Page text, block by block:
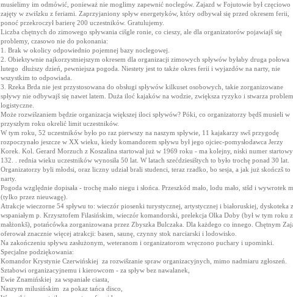
musielimy im odmówić, ponieważ nie moglimy zapewnić noclegów. Zajazd w Fojutowie był częciowo
zajęty w zwišzku z feriami. Zaprzyjaniony spływ energetyków, który odbywał się przed okresem ferii,
ponoć przekroczył barierę 200 uczestników. Gratulujemy.
Liczba chętnych do zimowego spływania cišgle ronie, co cieszy, ale dla organizatorów pojawiajš się
problemy, czasowo nie do pokonania:
1. Brak w okolicy odpowiednio pojemnej bazy noclegowej.
2. Obiektywnie najkorzystniejszym okresem dla organizacji zimowych spływów byłaby druga połowa
lutego  dłuższy dzień, pewniejsza pogoda. Niestety jest to także okres ferii i wyjazdów na narty, nie
wszystkim to odpowiada.
3. Rzeka Brda nie jest przystosowana do obsługi spływów kilkuset osobowych, takie zorganizowane
spływy nie odbywajš się nawet latem. Duża iloć kajaków na wodzie, zwiększa ryzyko i stwarza
logistyczne.
Może rozwišzaniem będzie organizacja większej iloci spływów? Póki, co organizatorzy będš musieli w
przyszłym roku okrelić limit uczestników.
W tym roku, 52 uczestników było po raz pierwszy na naszym spływie, 11 kajakarzy swš przygodę
rozpoczynało jeszcze w XX wieku, kiedy komandorem spływu był jego ojciec-pomysłodawca Jerzy
Korek. Kol. Gerard Morzuch z Koszalina startował już w 1969 roku - ma kolejny, niski numer startowy
132. . rednia wieku uczestników wynosiła 50 lat. W latach szećdziesištych to było trochę ponad 30 lat.
Organizatorzy byli młodsi, oraz liczny udział brali studenci, teraz rzadko, bo sesja, a jak już skończš to
narty.
Pogoda względnie dopisała - trochę mało niegu i słońca. Przeszkód mało, lodu mało, stšd i wywrotek
(tylko przez nieuwagę).
Atrakcje wieczorne 54 spływu to: wieczór piosenki turystycznej, artystycznej i białoruskiej, dyskoteka
wspaniałym p. Krzysztofem Filasińskim, wieczór komandorski, prelekcja Olka Doby (był w tym roku z
małżonkš), potańcówka zorganizowana przez Zbyszka Bulczaka. Dla każdego co innego. Chętnym
oferował znacznie więcej atrakcji: basen, saunę, czynny stok narciarski i lodowisko.
Na zakończeniu spływu zasłużonym, weteranom i organizatorom wręczono puchary i upominki.
Specjalne podziękowania:
Komandor Krystynie Czerwińskiej  za rozwišzanie spraw organizacyjnych, mimo nadmiaru zgłoszeń.
Sztabowi organizacyjnemu i kierowcom - za spływ bez nawalanek,
Ewie Znamińskiej  za wspaniałe ciasta,
Naszym milusińskim  za pokaz tańca disco,